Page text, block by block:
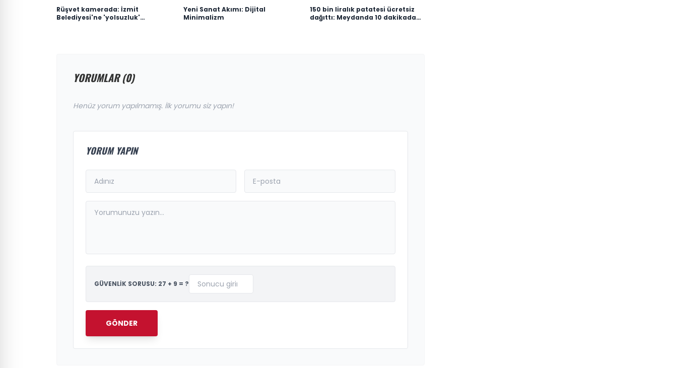
Rüşvet kamerada: İzmit
Belediyesi'ne 'yolsuzluk'
Yeni Sanat Akımı: Dijital
Minimalizm
150 bin liralık patatesi ücretsiz
dağıttı: Meydanda 10 dakikada
YORUMLAR (0)
Henüz yorum yapılmamış. İlk yorumu siz yapın!
YORUM YAPIN
GÜVENLİK SORUSU: 27 + 9 = ?
GÖNDER